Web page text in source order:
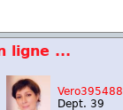
ligne ...
Vero395488
Dept. 39